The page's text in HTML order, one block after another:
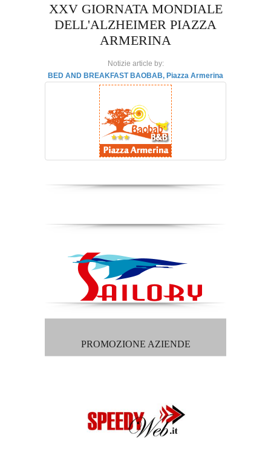
XXV GIORNATA MONDIALE
DELL'ALZHEIMER PIAZZA
ARMERINA
Notizie article by:
BED AND BREAKFAST BAOBAB, Piazza Armerina
PROMOZIONE AZIENDE